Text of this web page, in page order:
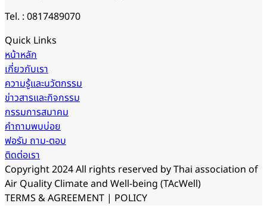
Tel. : 0817489070
Quick Links
หน้าหลัก
เกี่ยวกับเรา
ความรู้และนวัตกรรม
ข่าวสารและกิจกรรม
กรรมการสมาคม
คำถามพบบ่อย
ฟอรัม ถาม-ตอบ
ติดต่อเรา
Copyright2024 All rights reserved by Thai association of
Air Quality Climate and Well-being (TAcWell)
TERMS & AGREEMENT | POLICY